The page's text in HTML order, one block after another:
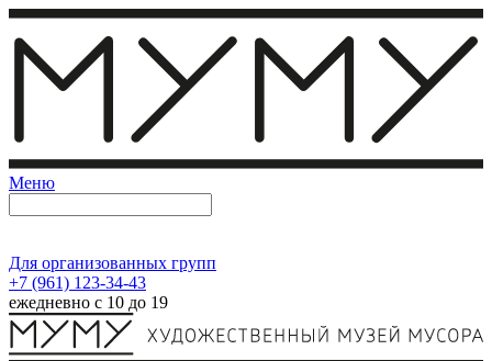
Меню
Для организованных групп
+7 (961) 123-34-43
ежедневно с 10 до 19